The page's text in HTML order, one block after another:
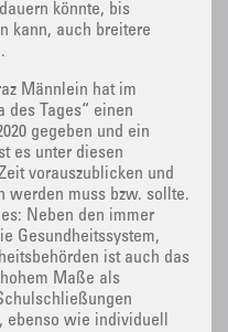
könnte, bis
kann, auch breitere
Männlein hat im
des Tages“ einen
gegeben und ein
es unter diesen
vorauszublicken und
werden muss bzw. sollte.
Neben den immer
Gesundheitssystem,
ist auch das
Maße als
ebenso wie individuell